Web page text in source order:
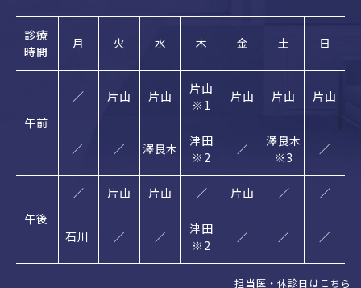
診療
時間
月 火 水 木 金 土 日
午前
／ 片山 片山
片山
※1
片山 片山 片山
／ ／ 澤良木
津田
※2
／
澤良木
※3
／
午後
／ 片山 片山 ／ 片山 ／ ／
石川 ／ ／
津田
※2
／ ／ ／
担当医・休診日はこちら